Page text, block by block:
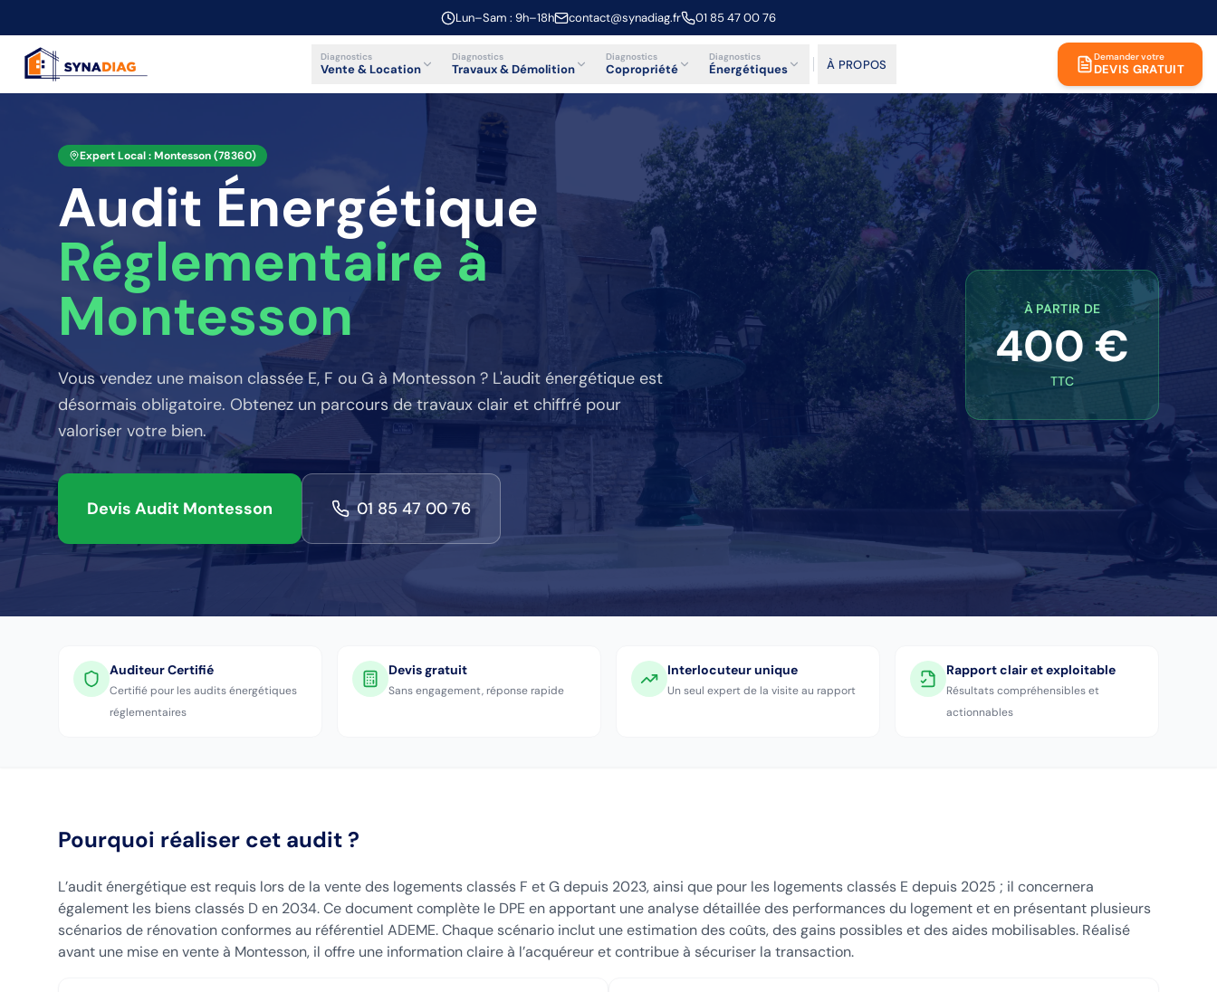
Lun–Sam : 9h–18h contact@synadiag.fr 01 85 47 00 76
Diagnostics
Vente & Location
Diagnostics
Travaux & Démolition
Diagnostics
Copropriété
Diagnostics
Énergétiques À PROPOS Demander votre
DEVIS GRATUIT
Expert Local :Montesson(78360)
Audit Énergétique
Réglementaire à
Montesson
Vous vendez une maison classée E, F ou G à Montesson ? L'audit énergétique est
désormais obligatoire. Obtenez un parcours de travaux clair et chiffré pour
valoriser votre bien.
Devis Audit Montesson 01 85 47 00 76
À PARTIR DE
400 €
TTC
Auditeur Certifié
Certifié pour les audits énergétiques
réglementaires
Devis gratuit
Sans engagement, réponse rapide
Interlocuteur unique
Un seul expert de la visite au rapport
Rapport clair et exploitable
Résultats compréhensibles et
actionnables
Pourquoi réaliser cet audit ?
L’audit énergétique est requis lors de la vente des logements classés F et G depuis 2023, ainsi que pour les logements classés E depuis 2025 ; il concernera
également les biens classés D en 2034. Ce document complète le DPE en apportant une analyse détaillée des performances du logement et en présentant plusieurs
scénarios de rénovation conformes au référentiel ADEME. Chaque scénario inclut une estimation des coûts, des gains possibles et des aides mobilisables. Réalisé
avant une mise en vente à Montesson, il offre une information claire à l’acquéreur et contribue à sécuriser la transaction.